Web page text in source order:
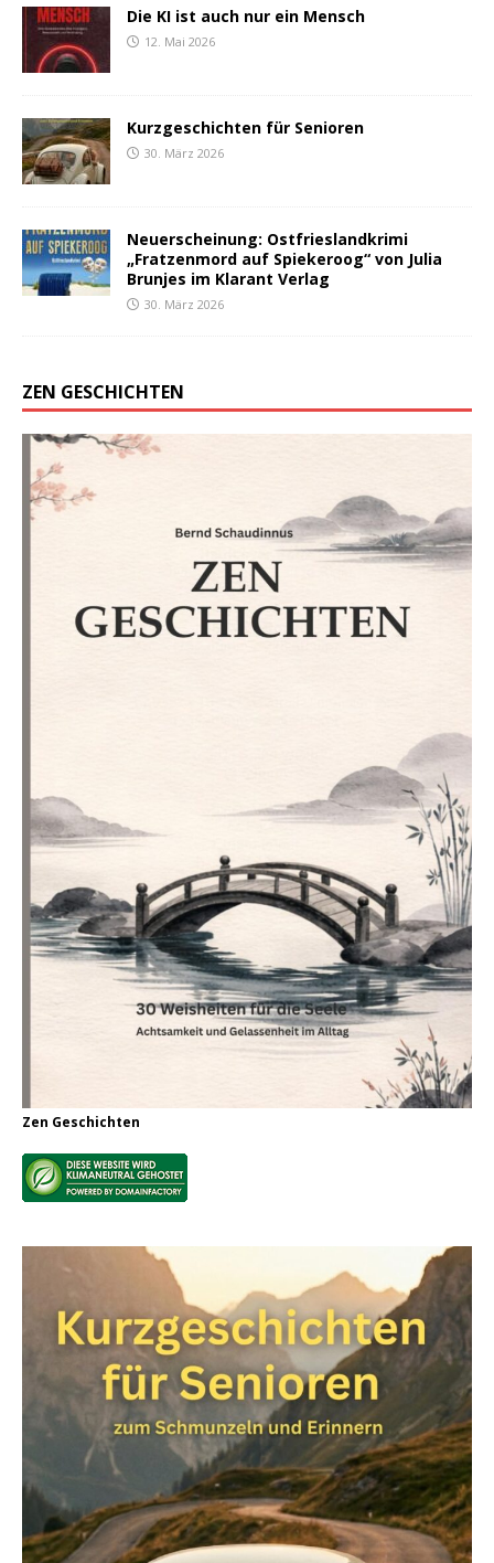
Die KI ist auch nur ein Mensch
12. Mai 2026
Kurzgeschichten für Senioren
30. März 2026
Neuerscheinung: Ostfrieslandkrimi
„Fratzenmord auf Spiekeroog“ von Julia
Brunjes im Klarant Verlag
30. März 2026
ZEN GESCHICHTEN
Zen Geschichten